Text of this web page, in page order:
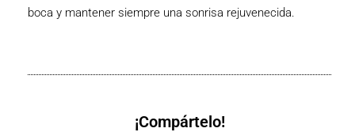
boca y mantener siempre una sonrisa rejuvenecida.
¡Compártelo!